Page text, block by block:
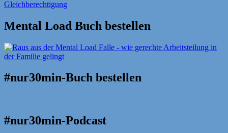
Mental Load Buch bestellen
#nur30min-Buch bestellen
#nur30min-Podcast